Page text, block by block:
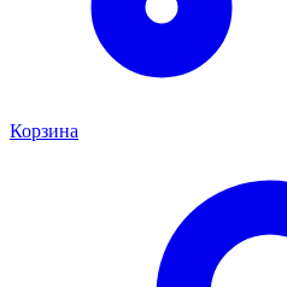
Корзина